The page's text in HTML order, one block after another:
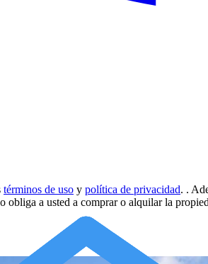
términos de uso y política de privacidad. .
a usted a comprar o alquilar la